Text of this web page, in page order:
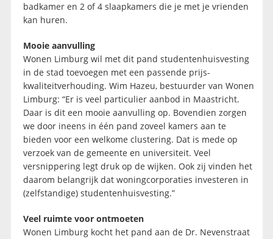
badkamer en 2 of 4 slaapkamers die je met je vrienden
kan huren.
Mooie aanvulling
Wonen Limburg wil met dit pand studentenhuisvesting
in de stad toevoegen met een passende prijs-
kwaliteitverhouding. Wim Hazeu, bestuurder van Wonen
Limburg: “Er is veel particulier aanbod in Maastricht.
Daar is dit een mooie aanvulling op. Bovendien zorgen
we door ineens in één pand zoveel kamers aan te
bieden voor een welkome clustering. Dat is mede op
verzoek van de gemeente en universiteit. Veel
versnippering legt druk op de wijken. Ook zij vinden het
daarom belangrijk dat woningcorporaties investeren in
(zelfstandige) studentenhuisvesting.”
Veel ruimte voor ontmoeten
Wonen Limburg kocht het pand aan de Dr. Nevenstraat